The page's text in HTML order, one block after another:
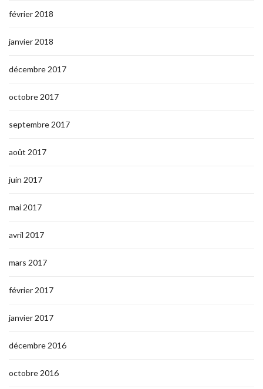
février 2018
janvier 2018
décembre 2017
octobre 2017
septembre 2017
août 2017
juin 2017
mai 2017
avril 2017
mars 2017
février 2017
janvier 2017
décembre 2016
octobre 2016